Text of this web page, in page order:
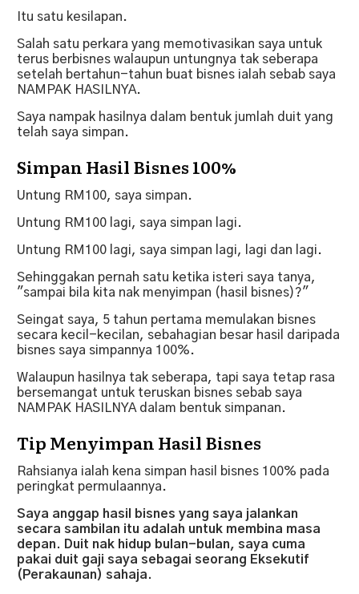
Itu satu kesilapan.
Salah satu perkara yang memotivasikan saya untuk
terus berbisnes walaupun untungnya tak seberapa
setelah bertahun-tahun buat bisnes ialah sebab saya
NAMPAK HASILNYA.
Saya nampak hasilnya dalam bentuk jumlah duit yang
telah saya simpan.
Simpan Hasil Bisnes 100%
Untung RM100, saya simpan.
Untung RM100 lagi, saya simpan lagi.
Untung RM100 lagi, saya simpan lagi, lagi dan lagi.
Sehinggakan pernah satu ketika isteri saya tanya,
"sampai bila kita nak menyimpan (hasil bisnes)?"
Seingat saya, 5 tahun pertama memulakan bisnes
secara kecil-kecilan, sebahagian besar hasil daripada
bisnes saya simpannya 100%.
Walaupun hasilnya tak seberapa, tapi saya tetap rasa
bersemangat untuk teruskan bisnes sebab saya
NAMPAK HASILNYA dalam bentuk simpanan.
Tip Menyimpan Hasil Bisnes
Rahsianya ialah kena simpan hasil bisnes 100% pada
peringkat permulaannya.
Saya anggap hasil bisnes yang saya jalankan
secara sambilan itu adalah untuk membina masa
depan. Duit nak hidup bulan-bulan, saya cuma
pakai duit gaji saya sebagai seorang Eksekutif
(Perakaunan) sahaja.